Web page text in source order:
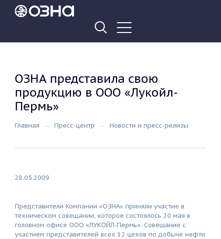
ОЗНА представила свою
продукцию в ООО «Лукойл-
Пермь»
Главная Пресс-центр Новости и пресс-релизы
28.05.2009
Представители Компании «ОЗНА» приняли участие в
техническом совещании, которое состоялось 20 мая в
головном офисе ООО «ЛУКОЙЛ-Пермь». Совещание с
участием представителей всех 12 цехов по добыче нефти